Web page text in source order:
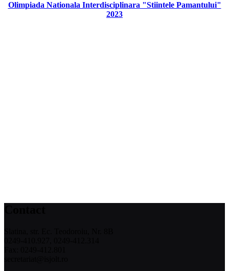
Olimpiada Nationala Interdisciplinara "Stiintele Pamantului"
2023